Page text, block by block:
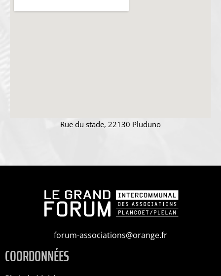
Rue du stade, 22130 Pluduno
forum-associations@orange.fr
COORDONNÉES